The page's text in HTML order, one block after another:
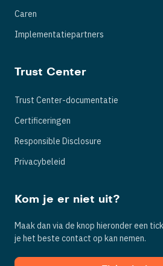
Caren
Implementatiepartners
Trust Center
Trust Center-documentatie
Certificeringen
Responsible Disclosure
Privacybeleid
Kom je er niet uit?
Maak dan via de knop hieronder een
je het beste contact op kan nemen.